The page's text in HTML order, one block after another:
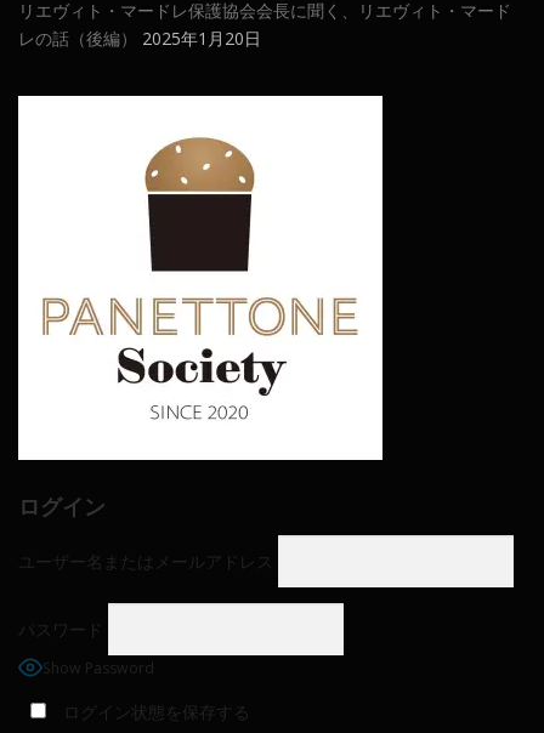
リエヴィト・マードレ保護協会会長に聞く、リエヴィト・マード
レの話（後編）
2025年1月20日
ログイン
ユーザー名またはメールアドレス
パスワード
Show Password
ログイン状態を保存する